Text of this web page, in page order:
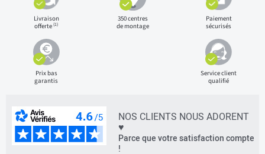
Livraison
offerte(1)
350 centres
de montage
Paiement
sécurisés
Prix bas
garantis
Service client
qualifié
NOS CLIENTS NOUS ADORENT
♥
Parce que votre satisfaction compte
!